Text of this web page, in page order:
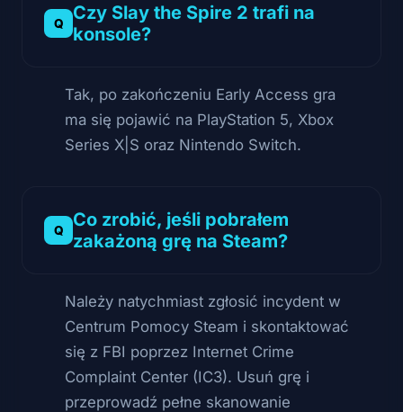
Czy Slay the Spire 2 trafi na
konsole?
Tak, po zakończeniu Early Access gra
ma się pojawić na PlayStation 5, Xbox
Series X|S oraz Nintendo Switch.
Co zrobić, jeśli pobrałem
zakażoną grę na Steam?
Należy natychmiast zgłosić incydent w
Centrum Pomocy Steam i skontaktować
się z FBI poprzez Internet Crime
Complaint Center (IC3). Usuń grę i
przeprowadź pełne skanowanie